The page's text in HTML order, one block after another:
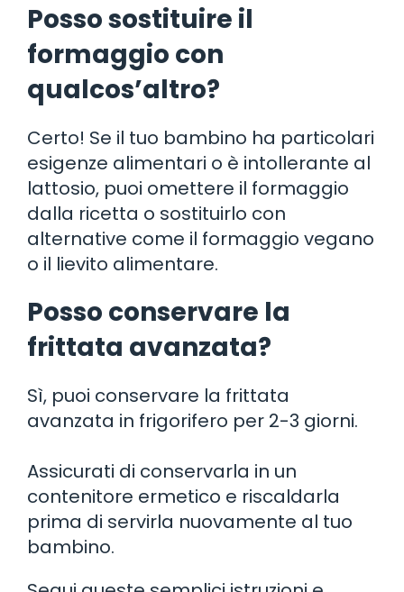
Posso sostituire il
formaggio con
qualcos’altro?
Certo! Se il tuo bambino ha particolari
esigenze alimentari o è intollerante al
lattosio, puoi omettere il formaggio
dalla ricetta o sostituirlo con
alternative come il formaggio vegano
o il lievito alimentare.
Posso conservare la
frittata avanzata?
Sì, puoi conservare la frittata
avanzata in frigorifero per 2-3 giorni.
Assicurati di conservarla in un
contenitore ermetico e riscaldarla
prima di servirla nuovamente al tuo
bambino.